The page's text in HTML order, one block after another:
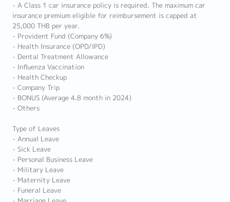
- A Class 1 car insurance policy is required. The maximum car
insurance premium eligible for reimbursement is capped at
25,000 THB per year.
- Provident Fund (Company 6%)
- Health Insurance (OPD/IPD)
- Dental Treatment Allowance
- Influenza Vaccination
- Health Checkup
- Company Trip
- BONUS (Average 4.8 month in 2024)
- Others
Type of Leaves
- Annual Leave
- Sick Leave
- Personal Business Leave
- Military Leave
- Maternity Leave
- Funeral Leave